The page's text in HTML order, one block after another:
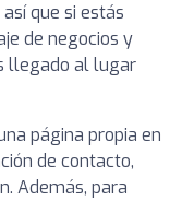
que si estás
de negocios y
llegado al lugar
página propia en
de contacto,
Además, para